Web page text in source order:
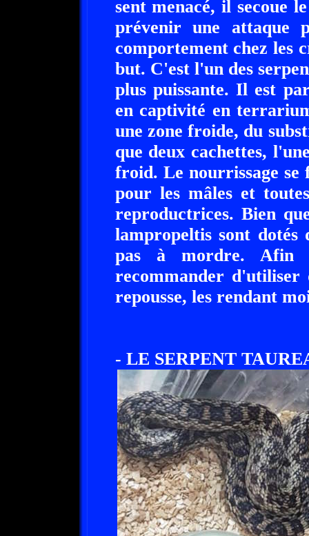
sent menacé, il secoue
prévenir une attaque
comportement chez les
but. C'est l'un des
plus puissante. Il est
en captivité en
une zone froide, du
que deux cachettes,
froid. Le nourrissage se
pour les mâles et
reproductrices. Bien
lampropeltis sont
pas à mordre. Afin
recommander d'utiliser
repousse, les rendant
- LE SERPENT